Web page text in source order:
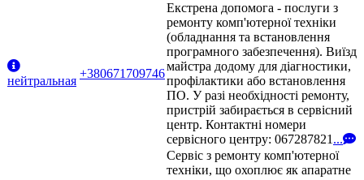
нейтральная
+380671709746
Екстрена допомога - послуги з
ремонту комп'ютерної техніки
(обладнання та встановлення
програмного забезпечення). Виїзд
майстра додому для діагностики,
профілактики або встановлення
ПО. У разі необхідності ремонту,
пристрій забирається в сервісний
центр. Контактні номери
сервісного центру: 067287821 ...
Сервіс з ремонту комп'ютерної
техніки, що охоплює як апаратне